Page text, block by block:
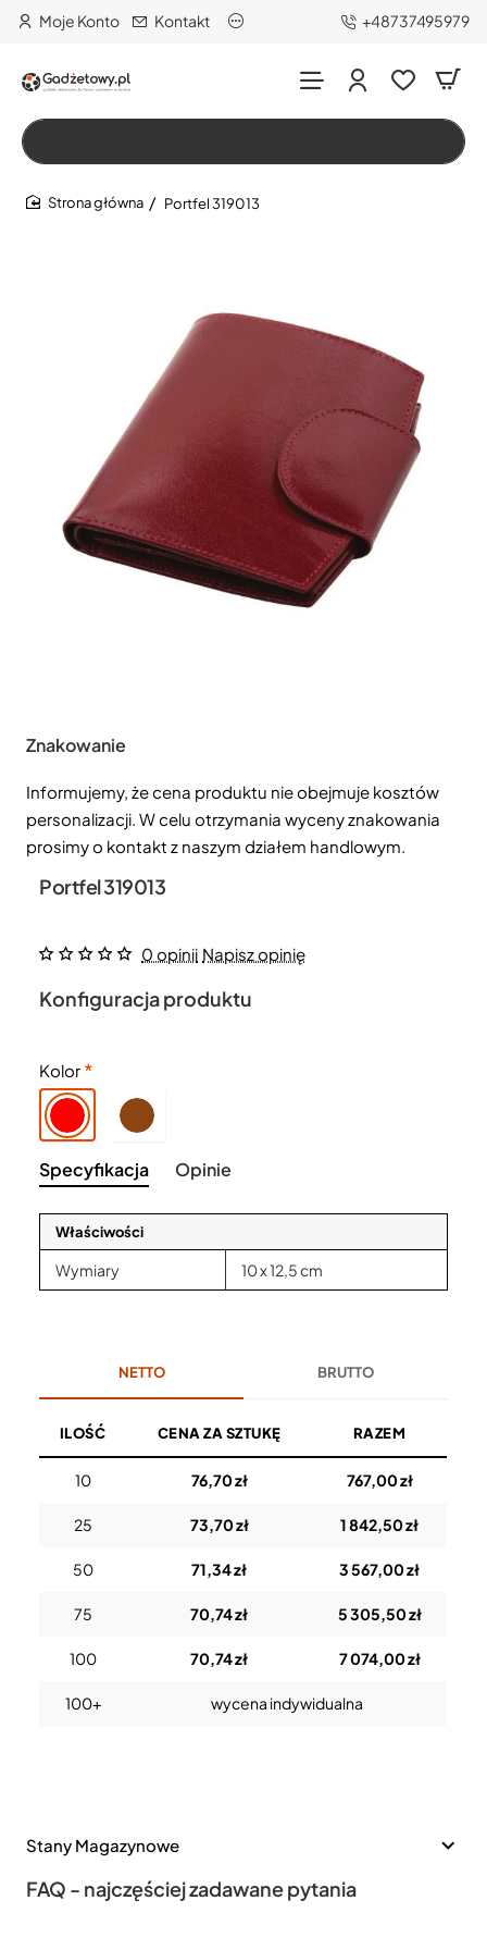
Moje Konto Kontakt +48737495979
Szukaj…
Portfel 319013
Znakowanie
Informujemy, że cena produktu nie obejmuje kosztów
personalizacji. W celu otrzymania wyceny znakowania
prosimy o kontakt z naszym działem handlowym.
Portfel 319013
0 opinii Napisz opinię
Konfiguracja produktu
Kolor
Specyfikacja Opinie
Właściwości
Wymiary 10 x 12,5 cm
NETTO BRUTTO
ILOŚĆ CENA ZA SZTUKĘ RAZEM
10 76,70 zł 767,00 zł
25 73,70 zł 1 842,50 zł
50 71,34 zł 3 567,00 zł
75 70,74 zł 5 305,50 zł
100 70,74 zł 7 074,00 zł
100+ wycena indywidualna
Stany Magazynowe
FAQ - najczęściej zadawane pytania